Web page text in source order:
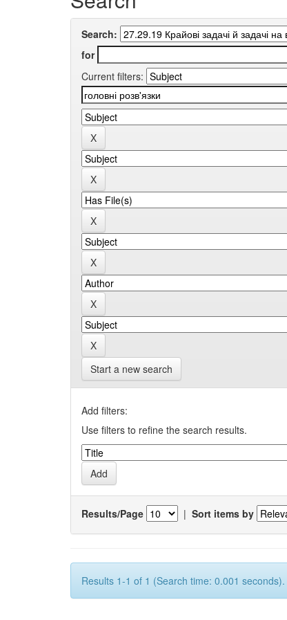
Search:
for
Current filters:
Start a new search
Add filters:
Use filters to refine the search results.
Results/Page | Sort items by
Results 1-1 of 1 (Search time: 0.001 seconds).